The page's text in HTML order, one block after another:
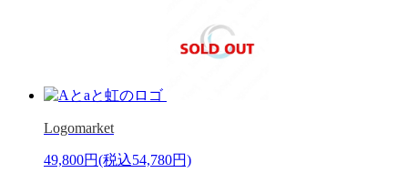
Logomarket
49,800円(税込54,780円)